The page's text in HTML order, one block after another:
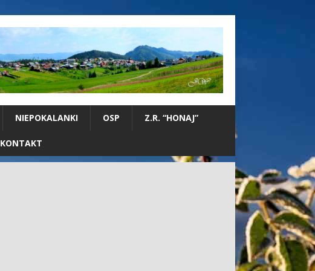
NIEPOKALANKI OSP Z.R. “HONAJ”
KONTAKT